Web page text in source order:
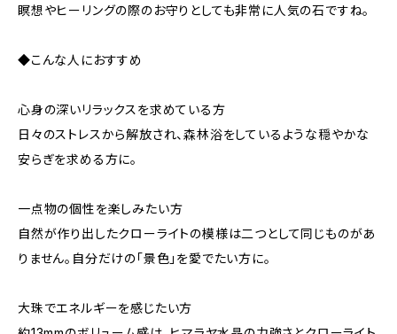
瞑想やヒーリングの際のお守りとしても非常に人気の石ですね。
◆こんな人におすすめ
心身の深いリラックスを求めている方
日々のストレスから解放され、森林浴をしているような穏やかな
安らぎを求める方に。
一点物の個性を楽しみたい方
自然が作り出したクローライトの模様は二つとして同じものがあ
りません。自分だけの「景色」を愛でたい方に。
大珠でエネルギーを感じたい方